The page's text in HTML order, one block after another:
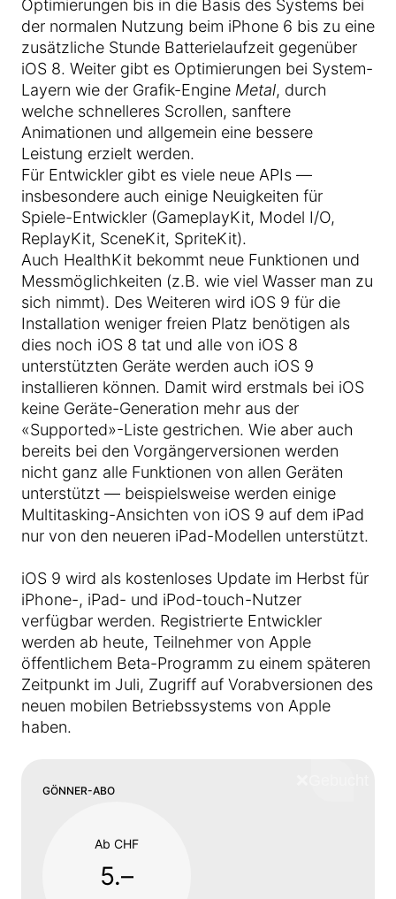
Optimierungen bis in die Basis des Systems bei
der normalen Nutzung beim iPhone 6 bis zu eine
zusätzliche Stunde Batterielaufzeit gegenüber
iOS 8. Weiter gibt es Optimierungen bei System-
Layern wie der Grafik-Engine Metal, durch
welche schnelleres Scrollen, sanftere
Animationen und allgemein eine bessere
Leistung erzielt werden.
Für Entwickler gibt es viele neue APIs —
insbesondere auch einige Neuigkeiten für
Spiele-Entwickler (GameplayKit, Model I/O,
ReplayKit, SceneKit, SpriteKit).
Auch HealthKit bekommt neue Funktionen und
Messmöglichkeiten (z.B. wie viel Wasser man zu
sich nimmt). Des Weiteren wird iOS 9 für die
Installation weniger freien Platz benötigen als
dies noch iOS 8 tat und alle von iOS 8
unterstützten Geräte werden auch iOS 9
installieren können. Damit wird erstmals bei iOS
keine Geräte-Generation mehr aus der
«Supported»-Liste gestrichen. Wie aber auch
bereits bei den Vorgängerversionen werden
nicht ganz alle Funktionen von allen Geräten
unterstützt — beispielsweise werden einige
Multitasking-Ansichten von iOS 9 auf dem iPad
nur von den neueren iPad-Modellen unterstützt.
iOS 9 wird als kostenloses Update im Herbst für
iPhone-, iPad- und iPod-touch-Nutzer
verfügbar werden. Registrierte Entwickler
werden ab heute, Teilnehmer von Apple
öffentlichem Beta-Programm zu einem späteren
Zeitpunkt im Juli, Zugriff auf Vorabversionen des
neuen mobilen Betriebssystems von Apple
haben.
GÖNNER-ABO
Ab CHF
5.–